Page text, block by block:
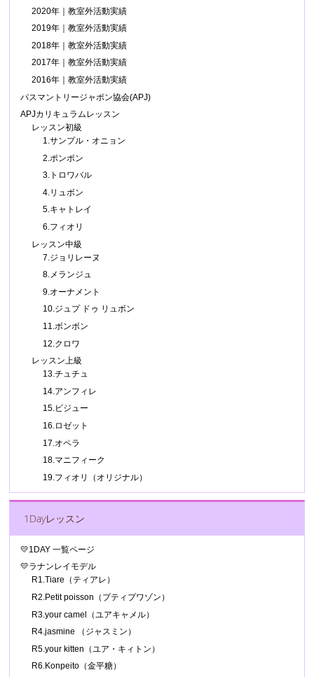
2020年｜教室外活動実績
2019年｜教室外活動実績
2018年｜教室外活動実績
2017年｜教室外活動実績
2016年｜教室外活動実績
パスマントリージャポン協会(APJ)
APJカリキュラムレッスン
レッスン初級
1.サンプル・オニョン
2.ポンポン
3.トロワバル
4.リュボン
5.キャトレイ
6.フィオリ
レッスン中級
7.ジョリレーヌ
8.メランジュ
9.オーナメント
10.ジュプ ドゥ リュボン
11.ボンボン
12.クロワ
レッスン上級
13.チュチュ
14.アンフィレ
15.ビジュー
16.ロゼット
17.オペラ
18.マニフィーク
19.フィオリ（オリジナル）
1Dayレッスン
💛1DAY 一覧ページ
💛ラナンレイモデル
R1.Tiare（ティアレ）
R2.Petit poisson（プティプワゾン）
R3.your camel（ユアキャメル）
R4.jasmine （ジャスミン）
R5.your kitten（ユア・キィトン）
R6.Konpeito（金平糖）